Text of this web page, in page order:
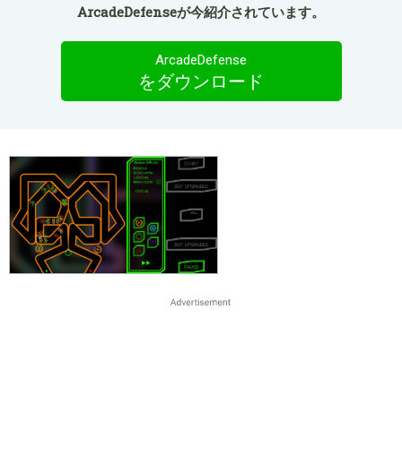
ArcadeDefenseが今紹介されています。
ArcadeDefense
をダウンロード